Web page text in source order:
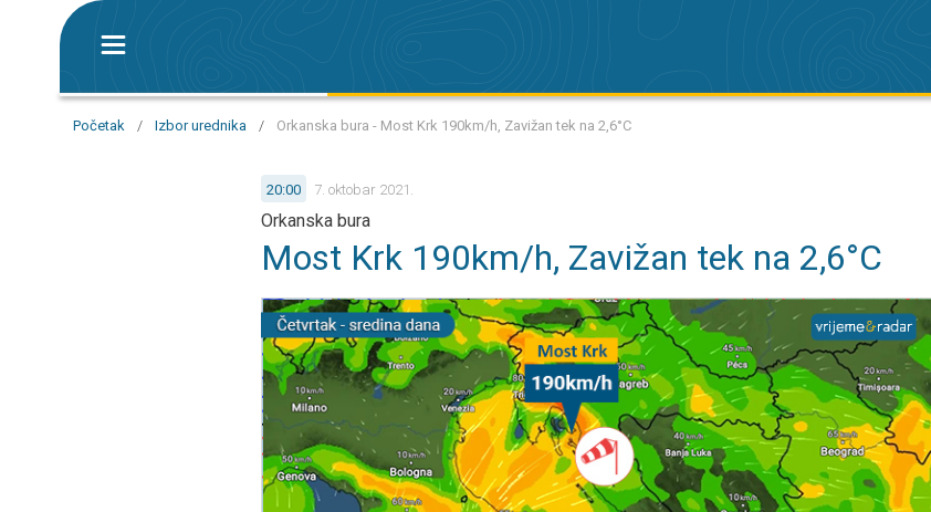
Početak / Izbor urednika / Orkanska bura - Most Krk 190km/h, Zavižan tek na 2,6°C
20:00 7. oktobar 2021.
Orkanska bura
Most Krk 190km/h, Zavižan tek na 2,6°C